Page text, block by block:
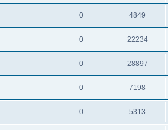
0 4849
0 22234
0 28897
0 7198
0 5313